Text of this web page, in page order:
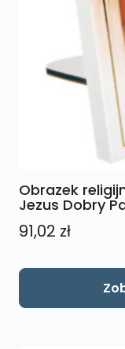
Obrazek
Jezus Dobry
91,02 zł